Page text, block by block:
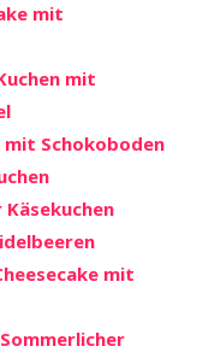
mit
mit
mit Schokoboden
Käsekuchen
mit
Sommerlicher